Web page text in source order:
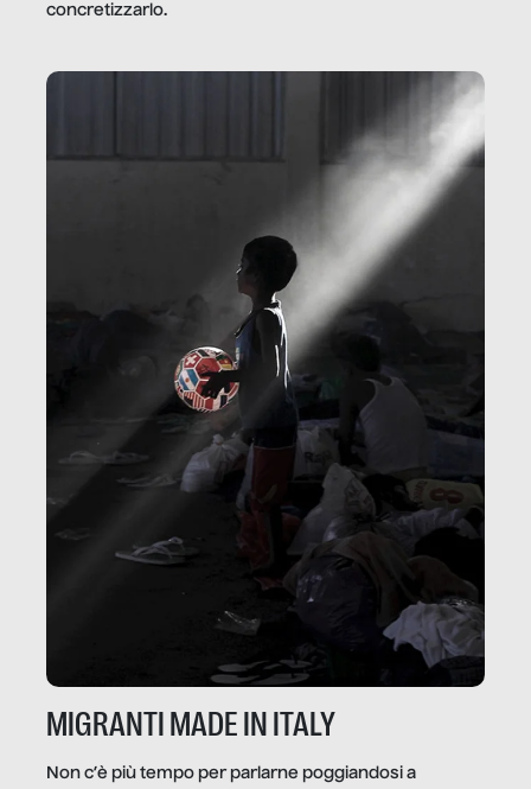
concretizzarlo.
MIGRANTI MADE IN ITALY
Non c’è più tempo per parlarne poggiandosi a